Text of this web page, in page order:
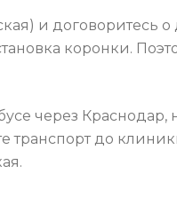
и договоритесь о
коронки.
через Краснодар,
транспорт до